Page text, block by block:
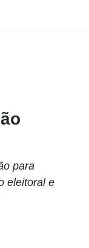
para
eleitoral e